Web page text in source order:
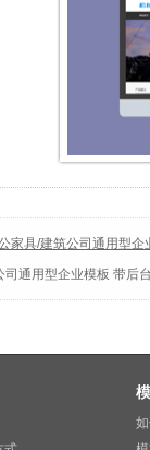
家具/建筑公司通用型企
通用型企业模板 带后